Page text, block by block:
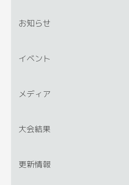
お知らせ
イベント
メディア
大会結果
更新情報